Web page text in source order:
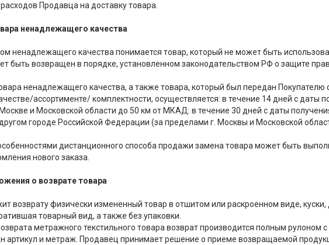
Продавца на доставку товара.
ненадлежащего качества
ненадлежащего качества понимается товар, который не может быть
быть возвращен в порядке, установленном законодательством РФ о защите прав
ненадлежащего качества, а также товара, который был передан
ассортименте/ комплектности, осуществляется: в течение 14 дней с даты
и Московской области до 50 км от МКАД: в течение 30 дней с даты
городе Российской Федерации (за пределами г. Москвы и Московской
дистанционного способа продажи замена товара может быть
нового заказа.
о возврате товара
возврату физически измененный товар в отшитом или раскроенном виде, куски,
товарный вид, а также без упаковки.
метражного текстильного товара возврат производится полным рулоном
артикул и метраж. Продавец принимает решение о приеме возвращаемой